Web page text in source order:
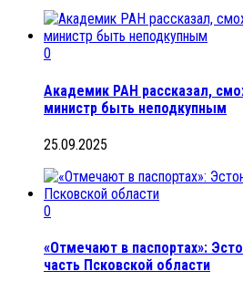
0
Академик РАН рассказал,
министр быть неподкупным
25.09.2025
0
«Отмечают в паспортах»:
часть Псковской области